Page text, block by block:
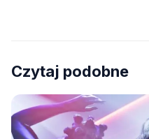
Czytaj podobne